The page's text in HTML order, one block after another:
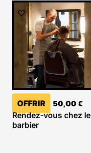
OFFRIR 50,00€
Rendez-vous chez le
barbier